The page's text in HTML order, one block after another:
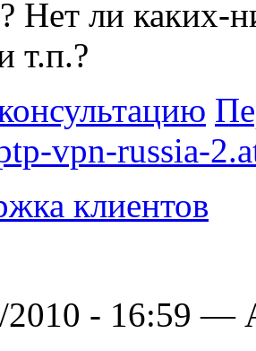
Нет ли каких-
т.п.?
vpn-russia-
клиентов
2010 - 16:59 —